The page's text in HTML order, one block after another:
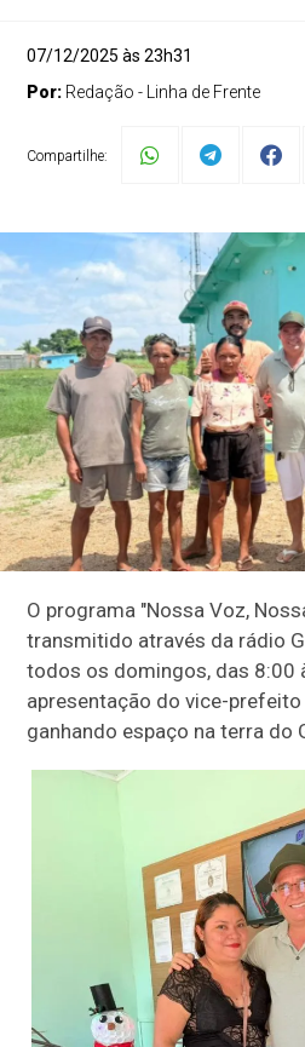
07/12/2025 às 23h31
Por: Redação - Linha de Frente
Compartilhe:
O programa "Nossa Voz,
transmitido através da rádio
todos os domingos, das 8:00
apresentação do vice-prefeito
ganhando espaço na terra do